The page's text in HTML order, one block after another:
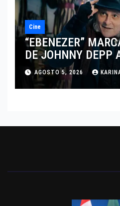
Cine
“EBENEZER”
DE JOHNNY DEPP
TRAS SU PASO
INDEPENDIENTE
AGOSTO 5, 2026